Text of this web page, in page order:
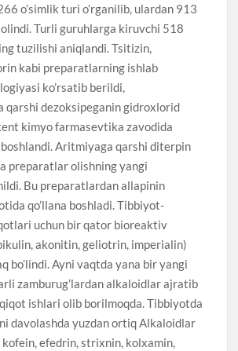
o’simlik turi o’rganilib, ulardan 913
Turli guruhlarga kiruvchi 518
tuzilishi aniqlandi. Tsitizin,
kabi preparatlarning ishlab
ko’rsatib berildi,
qarshi dezoksipeganin gidroxlorid
kimyo farmasevtika zavodida
Aritmiyaga qarshi diterpin
preparatlar olishning yangi
Bu preparatlardan allapinin
qo’llana boshladi. Tibbiyot-
uchun bir qator bioreaktiv
akonitin, geliotrin, imperialin)
bo’lindi. Ayni vaqtda yana bir yangi
zamburug’lardan alkaloidlar ajratib
ishlari olib borilmoqda. Tibbiyotda
davolashda yuzdan ortiq Alkaloidlar
kofein, efedrin, strixnin, kolxamin,